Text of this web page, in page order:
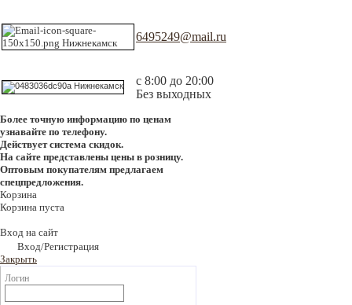
6495249@mail.ru
с 8:00 до 20:00
Без выходных
Более точную информацию по ценам
узнавайте по телефону.
Действует система скидок.
На сайте представлены цены в розницу.
Оптовым покупателям предлагаем
спецпредложения.
Корзина
Корзина пуста
Вход на сайт
Вход/Регистрация
Закрыть
Логин